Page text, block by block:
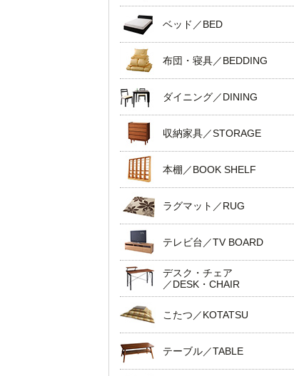
ベッド／BED
布団・寝具／BEDDING
ダイニング／DINING
収納家具／STORAGE
本棚／BOOK SHELF
ラグマット／RUG
テレビ台／TV BOARD
デスク・チェア
／DESK・CHAIR
こたつ／KOTATSU
テーブル／TABLE